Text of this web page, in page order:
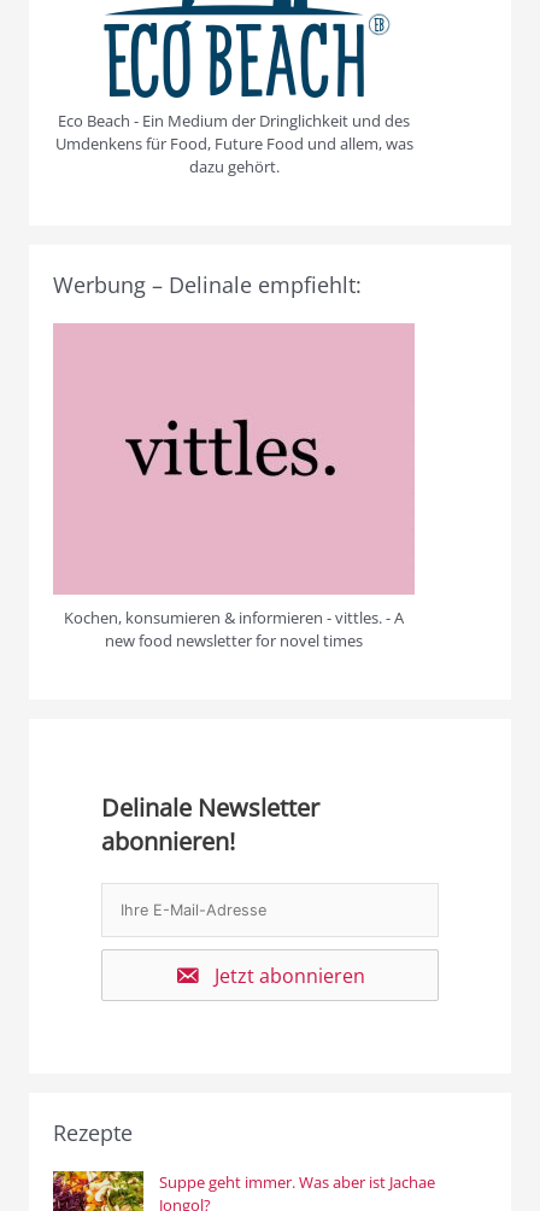
Eco Beach - Ein Medium der Dringlichkeit und des
Umdenkens für Food, Future Food und allem, was
dazu gehört.
Werbung – Delinale empfiehlt:
Kochen, konsumieren & informieren - vittles. - A
new food newsletter for novel times
Delinale Newsletter
abonnieren!
Jetzt abonnieren
Rezepte
Suppe geht immer. Was aber ist Jachae
Jongol?